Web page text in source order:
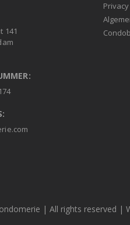
141
| All rights reserved |